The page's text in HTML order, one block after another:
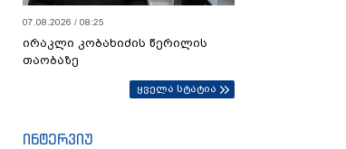
07.08.2026 / 08:25
ირაკლი კობახიძის წერილის
თაობაზე
ყველა სტატია
ინტერვიუ